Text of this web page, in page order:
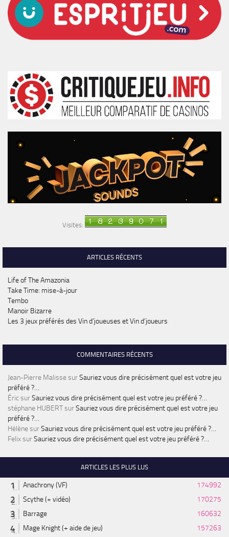
Visites:
ARTICLES RÉCENTS
Life of The Amazonia
Take Time: mise-à-jour
Tembo
Manoir Bizarre
Les 3 jeux préférés des Vin d’joueuses et Vin d’joueurs
COMMENTAIRES RÉCENTS
Jean-Pierre MalissesurSauriez vous dire précisément quel est votre jeu
préféré ?…
ÉricsurSauriez vous dire précisément quel est votre jeu préféré ?…
stéphane HUBERTsurSauriez vous dire précisément quel est votre jeu
préféré ?…
HélènesurSauriez vous dire précisément quel est votre jeu préféré ?…
FelixsurSauriez vous dire précisément quel est votre jeu préféré ?…
ARTICLES LES PLUS LUS
Anachrony (VF)
174992
Scythe (+ vidéo)
170275
Barrage
160632
Mage Knight (+ aide de jeu)
157263